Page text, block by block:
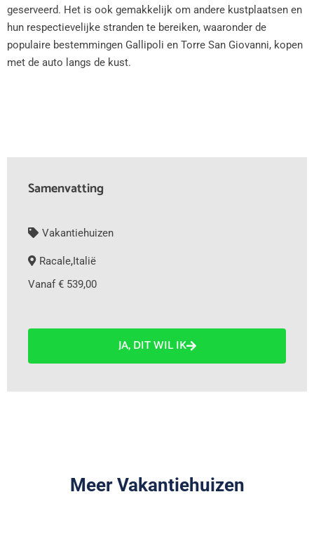
geserveerd. Het is ook gemakkelijk om andere kustplaatsen en
hun respectievelijke stranden te bereiken, waaronder de
populaire bestemmingen Gallipoli en Torre San Giovanni, kopen
met de auto langs de kust.
Samenvatting
Vakantiehuizen
Racale,Italië
Vanaf € 539,00
JA, DIT WIL IK
Meer Vakantiehuizen